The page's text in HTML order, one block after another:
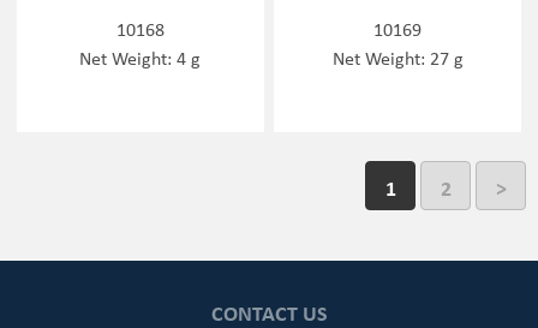
10168
Net Weight: 4 g
10169
Net Weight: 27 g
1 2 >
CONTACT US